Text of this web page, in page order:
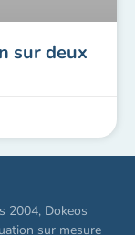
sur deux
2004, Dokeos
sur mesure